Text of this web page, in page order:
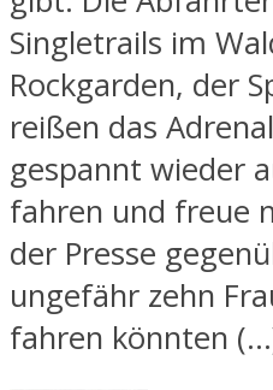
Singletrails im
Rockgarden, der
reißen das
gespannt wieder
fahren und freue
der Presse
ungefähr zehn
fahren könnten